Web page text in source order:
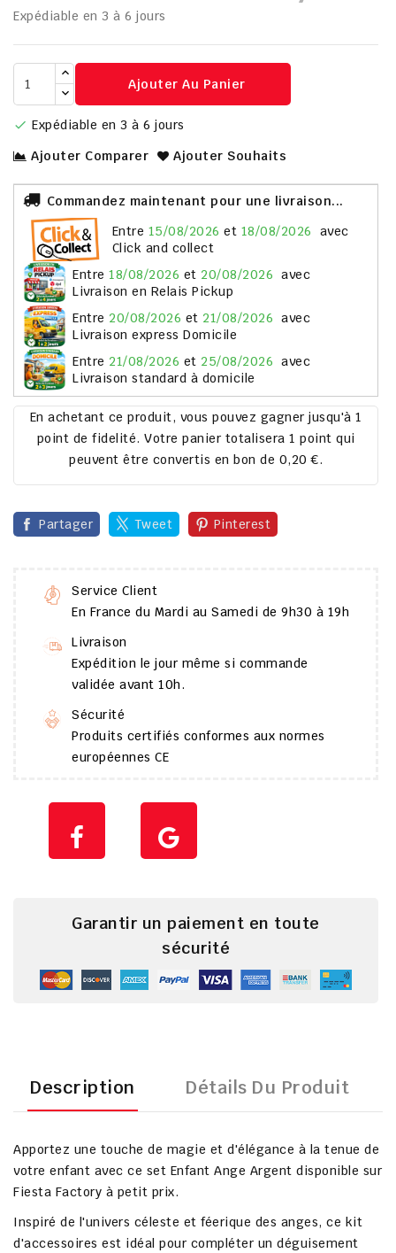
Expédiable en 3 à 6 jours
Ajouter Au Panier
 Expédiable en 3 à 6 jours
Ajouter Comparer
Ajouter Souhaits
Commandez maintenant pour une livraison...
entre 15/08/2026 et 18/08/2026
avec
Click and collect
entre 18/08/2026 et 20/08/2026 avec
Livraison en Relais Pickup
entre 20/08/2026 et 21/08/2026 avec
Livraison express Domicile
entre 21/08/2026 et 25/08/2026 avec
Livraison standard à domicile
En achetant ce produit, vous pouvez gagner jusqu'à 1
point de fidelité. Votre panier totalisera 1 point qui
peuvent être convertis en bon de 0,20 €.
Partager Tweet Pinterest
Service Client
En France du Mardi au Samedi de 9h30 à 19h
Livraison
Expédition le jour même si commande
validée avant 10h.
Sécurité
Produits certifiés conformes aux normes
européennes CE
Garantir un paiement en toute
sécurité
Description Détails Du Produit
Apportez une touche de magie et d'élégance à la tenue de
votre enfant avec ce set Enfant Ange Argent disponible sur
Fiesta Factory à petit prix.
Inspiré de l'univers céleste et féerique des anges, ce kit
d'accessoires est idéal pour compléter un déguisement